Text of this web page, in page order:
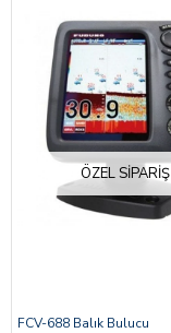
ÖZEL SIPARIŞ
FCV-688 Balık Bulucu